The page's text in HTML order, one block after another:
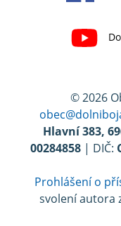
© 2026
Hlavní 383,
00284858 | DIČ:
Prohlášení o
svolení autora